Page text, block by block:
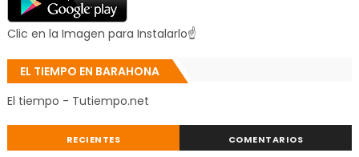
Clic en la Imagen para Instalarlo☝
EL TIEMPO EN BARAHONA
El tiempo - Tutiempo.net
RECIENTES COMENTARIOS